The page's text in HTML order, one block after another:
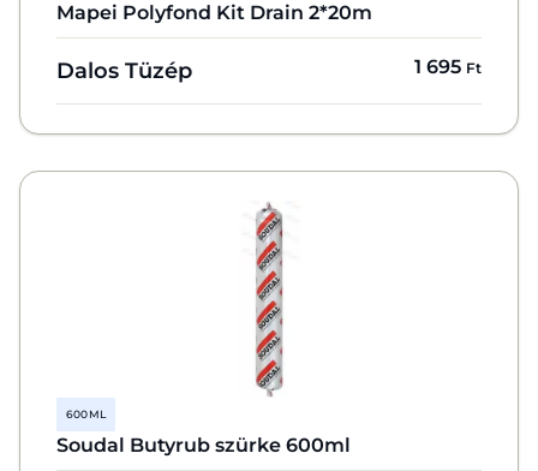
Mapei Polyfond Kit Drain 2*20m
Dalos Tüzép 1 695 Ft
600 ML
Soudal Butyrub szürke 600ml